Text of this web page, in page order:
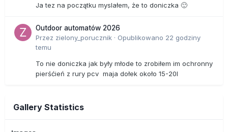
Ja tez na początku myslałem, że to doniczka 🙂
Outdoor automatów 2026
Przez zielony_porucznik · Opublikowano 22 godziny
temu
To nie doniczka jak były młode to zrobiłem im ochronny
pierśćień z rury pcv maja dołek około 15-20l
Gallery Statistics